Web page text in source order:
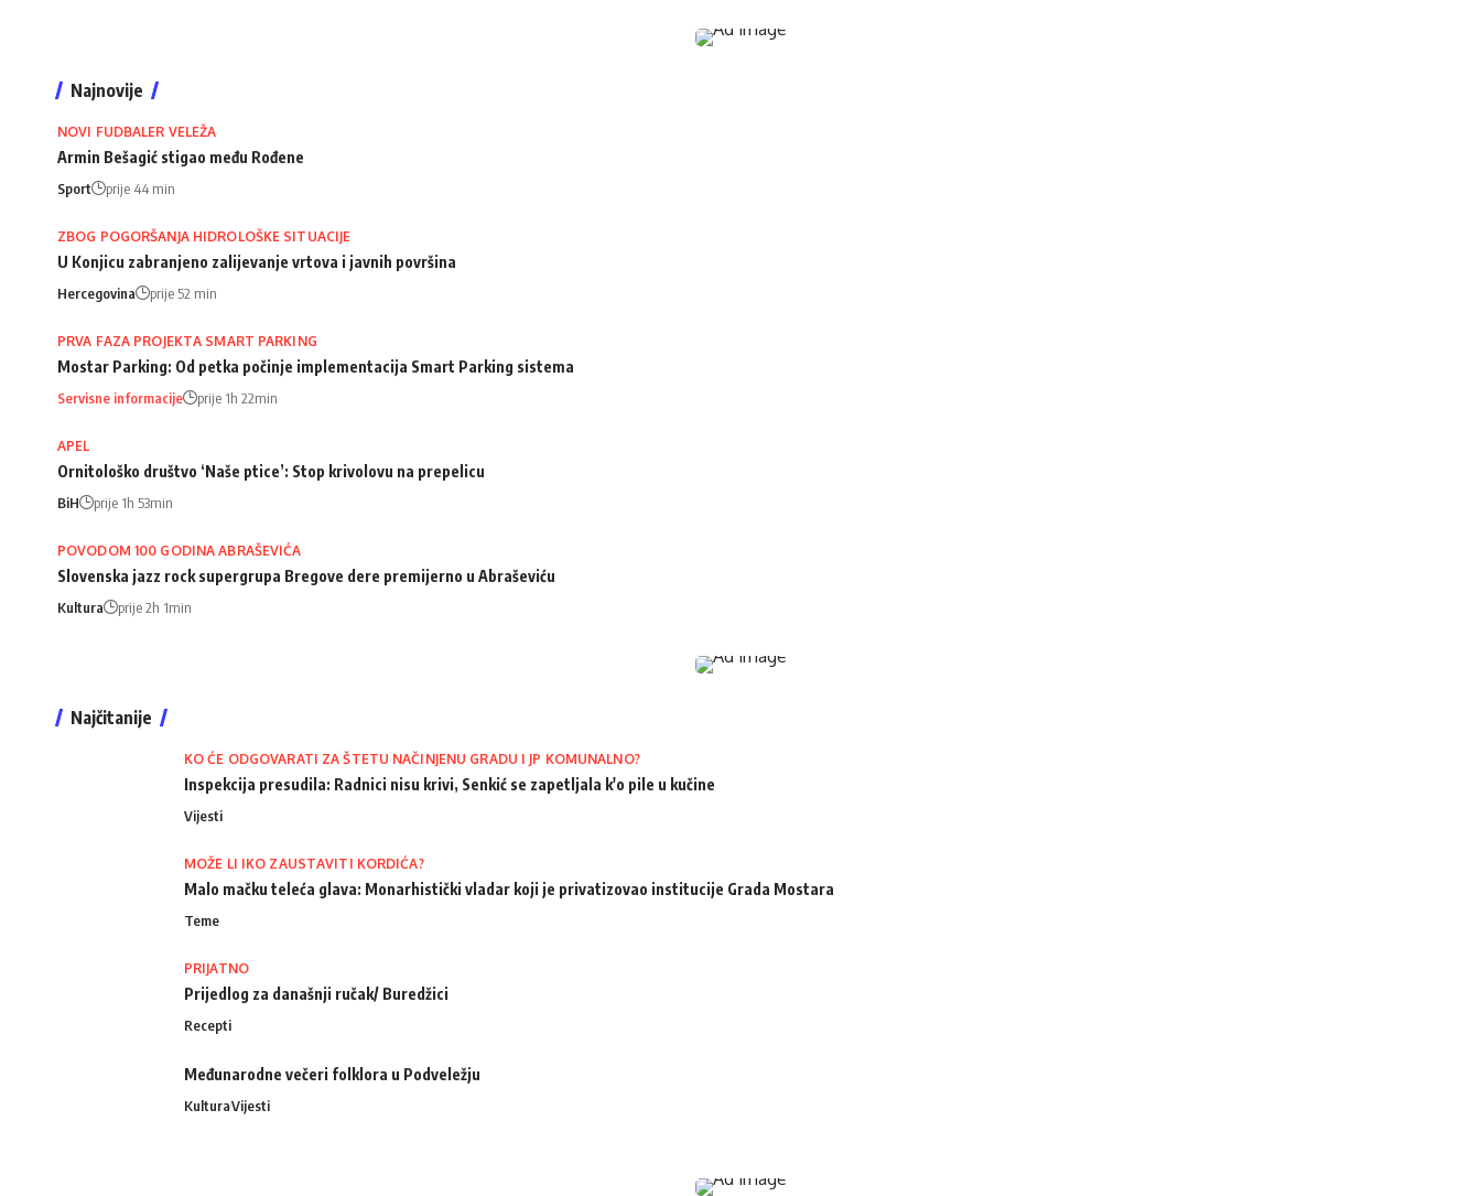
Najnovije
NOVI FUDBALER VELEŽA
Armin Bešagić stigao među Rođene
Sport prije 44 min
ZBOG POGORŠANJA HIDROLOŠKE SITUACIJE
U Konjicu zabranjeno zalijevanje vrtova i javnih površina
Hercegovina prije 52 min
PRVA FAZA PROJEKTA SMART PARKING
Mostar Parking: Od petka počinje implementacija Smart Parking sistema
Servisne informacije prije 1h 22min
APEL
Ornitološko društvo ‘Naše ptice’: Stop krivolovu na prepelicu
BiH prije 1h 53min
POVODOM 100 GODINA ABRAŠEVIĆA
Slovenska jazz rock supergrupa Bregove dere premijerno u Abraševiću
Kultura prije 2h 1min
Najčitanije
KO ĆE ODGOVARATI ZA ŠTETU NAČINJENU GRADU I JP KOMUNALNO?
Inspekcija presudila: Radnici nisu krivi, Senkić se zapetljala k'o pile u kučine
Vijesti
MOŽE LI IKO ZAUSTAVITI KORDIĆA?
Malo mačku teleća glava: Monarhistički vladar koji je privatizovao institucije Grada Mostara
Teme
PRIJATNO
Prijedlog za današnji ručak/ Buredžici
Recepti
Međunarodne večeri folklora u Podveležju
KulturaVijesti